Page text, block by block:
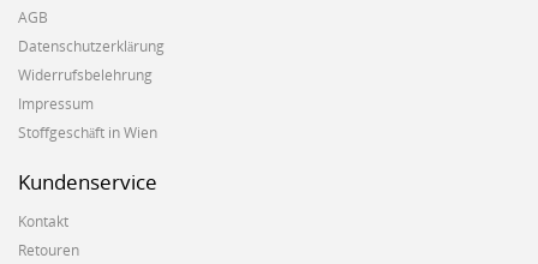
AGB
Datenschutzerklärung
Widerrufsbelehrung
Impressum
Stoffgeschäft in Wien
Kundenservice
Kontakt
Retouren